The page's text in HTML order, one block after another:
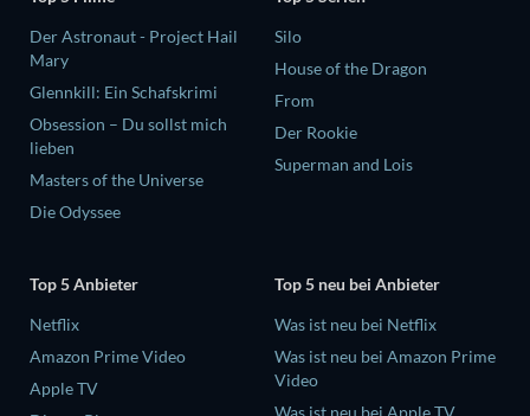
Der Astronaut - Project Hail
Mary
Glennkill: Ein Schafskrimi
Obsession – Du sollst mich
lieben
Masters of the Universe
Die Odyssee
Silo
House of the Dragon
From
Der Rookie
Superman and Lois
Top 5 Anbieter
Netflix
Amazon Prime Video
Apple TV
Top 5 neu bei Anbieter
Was ist neu bei Netflix
Was ist neu bei Amazon Prime
Video